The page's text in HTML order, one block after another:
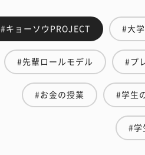
#キョーソウPROJECT #大
#先輩ロールモデル #プ
#お金の授業 #学生
#学